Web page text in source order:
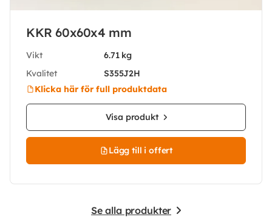
KKR 60x60x4 mm
Vikt
6.71 kg
Kvalitet
S355J2H
Klicka här för full produktdata
Visa produkt
Lägg till i offert
Se alla produkter